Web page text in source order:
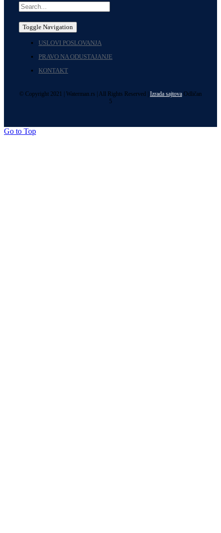
Toggle Navigation
USLOVI POSLOVANJA
PRAVO NA ODUSTAJANJE
KONTAKT
© Copyright 2021 | Waterman.rs | All Rights Reserved | Izrada sajtova Odličan
5
Go to Top